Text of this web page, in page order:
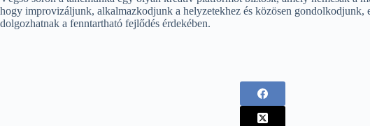
hogy improvizáljunk, alkalmazkodjunk a helyzetekhez és közösen
dolgozhatnak a fenntartható fejlődés érdekében.